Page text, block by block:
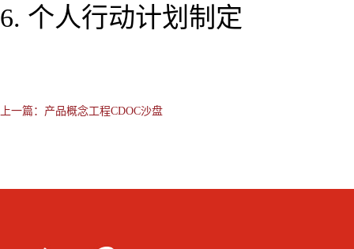
6. 个人行动计划制定
上一篇： 产品概念工程CDOC沙盘